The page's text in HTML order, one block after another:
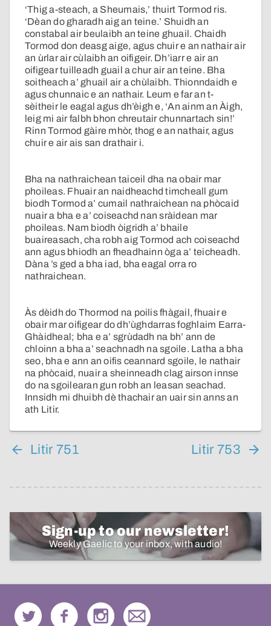
‘Thig a-steach, a Sheumais,’ thuirt Tormod ris.
‘Dèan do gharadh aig an teine.’ Shuidh an
constabal air beulaibh an teine ghuail. Chaidh
Tormod don deasg aige, agus chuir e an nathair air
an ùrlar air cùlaibh an oifigeir. Dh’iarr e air an
oifigear tuilleadh guail a chur air an teine. Bha
soitheach a’ ghuail air a chùlaibh. Thionndaidh e
agus chunnaic e an nathair. Leum e far an t-
sèitheir le eagal agus dh’èigh e, ‘An ainm an Àigh,
leig mi air falbh bhon chreutair chunnartach sin!’
Rinn Tormod gàire mhòr, thog e an nathair, agus
chuir e air ais san drathair i.
Bha na nathraichean taiceil dha na obair mar
phoileas. Fhuair an naidheachd timcheall gum
biodh Tormod a’ cumail nathraichean na phòcaid
nuair a bha e a’ coiseachd nan sràidean mar
phoileas. Nam biodh òigridh a’ bhaile
buaireasach, cha robh aig Tormod ach coiseachd
ann agus bhiodh an fheadhainn òga a’ teicheadh.
Dàna ’s ged a bha iad, bha eagal orra ro
nathraichean.
Às dèidh do Thormod na poilis fhàgail, fhuair e
obair mar oifigear do dh’ùghdarras foghlaim Earra-
Ghàidheal; bha e a’ sgrùdadh na bh’ ann de
chloinn a bha a’ seachnadh na sgoile. Latha a bha
seo, bha e ann an oifis ceannard sgoile, le nathair
na phòcaid, nuair a sheinneadh clag airson innse
do na sgoilearan gun robh an leasan seachad.
Innsidh mi dhuibh dè thachair an uair sin anns an
ath Litir.
Litir 751 Litir 753
Sign-up to our newsletter!
Weekly Gaelic to your inbox, with audio!